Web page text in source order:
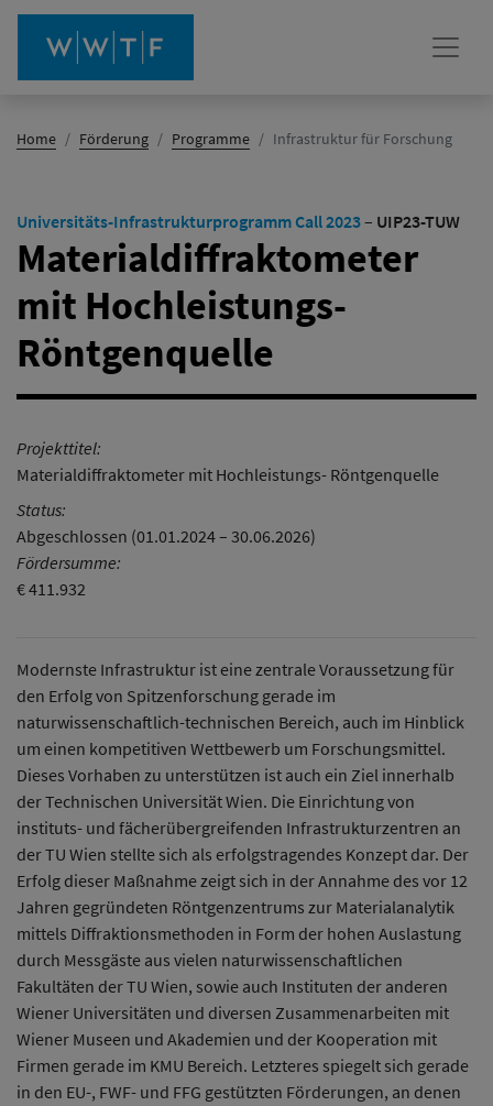
Home Förderung Programme Infrastruktur für Forschung(Aktiv)
Universitäts-Infrastrukturprogramm Call 2023– UIP23-TUW
Materialdiffraktometer
mit Hochleistungs-
Röntgenquelle
Projekttitel:
Materialdiffraktometer mit Hochleistungs- Röntgenquelle
Status:
Abgeschlossen (01.01.2024 – 30.06.2026)
Fördersumme:
€ 411.932
Modernste Infrastruktur ist eine zentrale Voraussetzung für
den Erfolg von Spitzenforschung gerade im
naturwissenschaftlich-technischen Bereich, auch im Hinblick
um einen kompetitiven Wettbewerb um Forschungsmittel.
Dieses Vorhaben zu unterstützen ist auch ein Ziel innerhalb
der Technischen Universität Wien. Die Einrichtung von
instituts- und fächerübergreifenden Infrastrukturzentren an
der TU Wien stellte sich als erfolgstragendes Konzept dar. Der
Erfolg dieser Maßnahme zeigt sich in der Annahme des vor 12
Jahren gegründeten Röntgenzentrums zur Materialanalytik
mittels Diffraktionsmethoden in Form der hohen Auslastung
durch Messgäste aus vielen naturwissenschaftlichen
Fakultäten der TU Wien, sowie auch Instituten der anderen
Wiener Universitäten und diversen Zusammenarbeiten mit
Wiener Museen und Akademien und der Kooperation mit
Firmen gerade im KMU Bereich. Letzteres spiegelt sich gerade
in den EU-, FWF- und FFG gestützten Förderungen, an denen